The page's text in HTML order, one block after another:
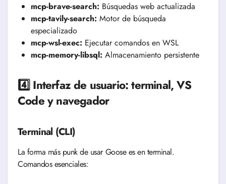
mcp-brave-search: Búsquedas web actualizada
mcp-tavily-search: Motor de búsqueda
especializado
mcp-wsl-exec: Ejecutar comandos en WSL
mcp-memory-libsql: Almacenamiento persistente
4️⃣ Interfaz de usuario: terminal, VS
Code y navegador
Terminal (CLI)
La forma más punk de usar Goose es en terminal.
Comandos esenciales: